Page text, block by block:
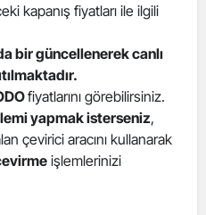
Edirne
Elazığ
Erzincan
Erzurum
Eskişehir
kapanış fiyatları ile ilgili
bir güncellenerek canlı
fiyatlarını görebilirsiniz.
yapmak isterseniz,
çevirici aracını kullanarak
işlemlerinizi